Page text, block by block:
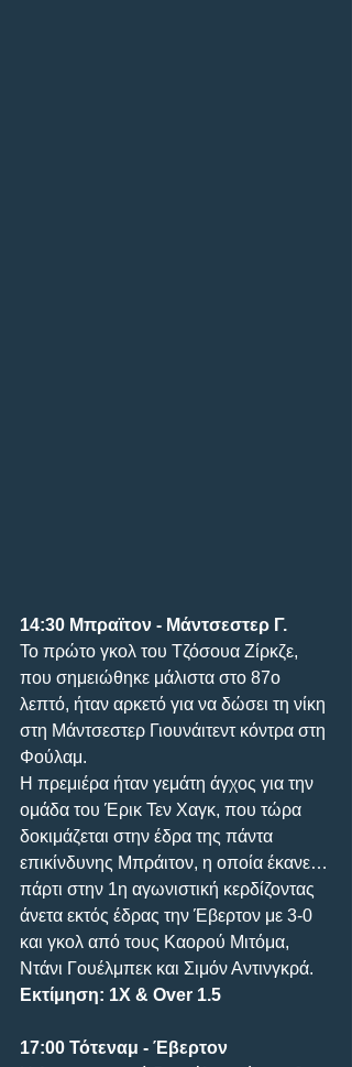
14:30 Μπραϊτον - Μάντσεστερ Γ.
Το πρώτο γκολ του Τζόσουα Ζίρκζε,
που σημειώθηκε μάλιστα στο 87ο
λεπτό, ήταν αρκετό για να δώσει τη νίκη
στη Μάντσεστερ Γιουνάιτεντ κόντρα στη
Φούλαμ.
Η πρεμιέρα ήταν γεμάτη άγχος για την
ομάδα του Έρικ Τεν Χαγκ, που τώρα
δοκιμάζεται στην έδρα της πάντα
επικίνδυνης Μπράιτον, η οποία έκανε…
πάρτι στην 1η αγωνιστική κερδίζοντας
άνετα εκτός έδρας την Έβερτον με 3-0
και γκολ από τους Καορού Μιτόμα,
Ντάνι Γουέλμπεκ και Σιμόν Αντινγκρά.
Εκτίμηση: 1Χ & Over 1.5
17:00 Τότεναμ - Έβερτον